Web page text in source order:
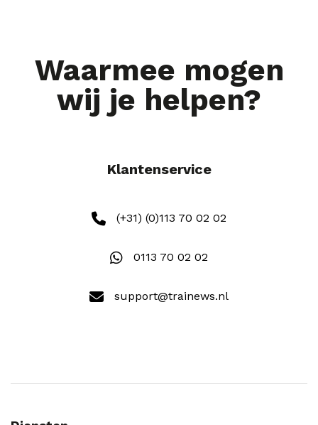
Waarmee mogen
wij je helpen?
Klantenservice
(+31) (0)113 70 02 02
0113 70 02 02
support@trainews.nl